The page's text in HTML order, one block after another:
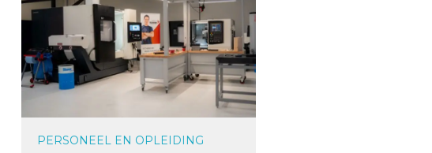
PERSONEEL EN OPLEIDING